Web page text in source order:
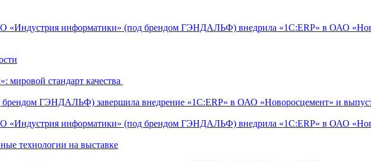
«Индустрия информатики» (под брендом ГЭНДАЛЬФ) внедрила «1С:ERP» в ОАО
мировой стандарт качества
ГЭНДАЛЬФ) завершила внедрение «1С:ERP» в ОАО «Новоросцемент» и
«Индустрия информатики» (под брендом ГЭНДАЛЬФ) внедрила «1С:ERP» в ОАО
технологии на выставке